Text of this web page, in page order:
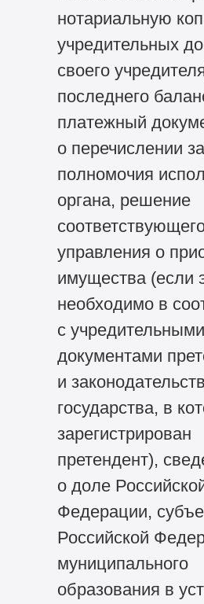
нотариальную
учредительных
своего
последнего
платежный
о перечислении
полномочия
органа, решение
управления о
имущества (если
необходимо в
с учредительными
документами
и
государства, в
зарегистрирован
претендент),
о доле
Федерации,
Российской
муниципального
образования в